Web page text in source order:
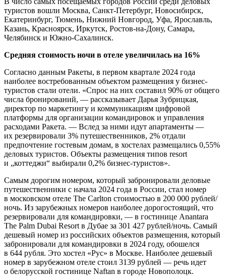
туристов вошли Москва, Санкт-Петербург, Новосибирск,
Екатеринбург, Тюмень, Нижний Новгород, Уфа, Ярославль,
Казань, Красноярск, Иркутск, Ростов-на-Дону, Самара,
Челябинск и Южно-Сахалинск.
Средняя стоимость ночи в отеле увеличилась на 16%
Согласно данным Ракеты, в первом квартале 2024 года
наиболее востребованным объектом размещения у бизнес-
туристов стали отели. «Спрос на них составил 90% от общего
числа бронирований, — рассказывает Дарья Зубрицкая,
директор по маркетингу и коммуникациям цифровой
платформы для организации командировок и управления
расходами Ракета. — Вслед за ними идут апартаменты —
их резервировали 3% путешественников, 2% отдали
предпочтение гостевым домам, в хостелах размещались 0,55%
деловых туристов. Объекты размещения типов resort
и „коттеджи“ выбирали 0,2% бизнес-туристов».
Самым дорогим номером, который забронировали деловые
путешественники с начала 2024 года в России, стал номер
в московском отеле The Carlton стоимостью в 200 000 рублей/
ночь. Из зарубежных номеров наиболее дорогостоящий, что
резервировали для командировки, — в гостинице Anantara
The Palm Dubai Resort в Дубае за 301 427 рублей/ночь. Самый
дешевый номер из российских объектов размещения, который
забронировали для командировки в 2024 году, обошелся
в 644 рубля. Это хостел «Рус» в Москве. Наиболее дешевый
номер в зарубежном отеле стоил 3139 рублей — речь идет
о белорусской гостинице Naftan в городе Новополоцк.